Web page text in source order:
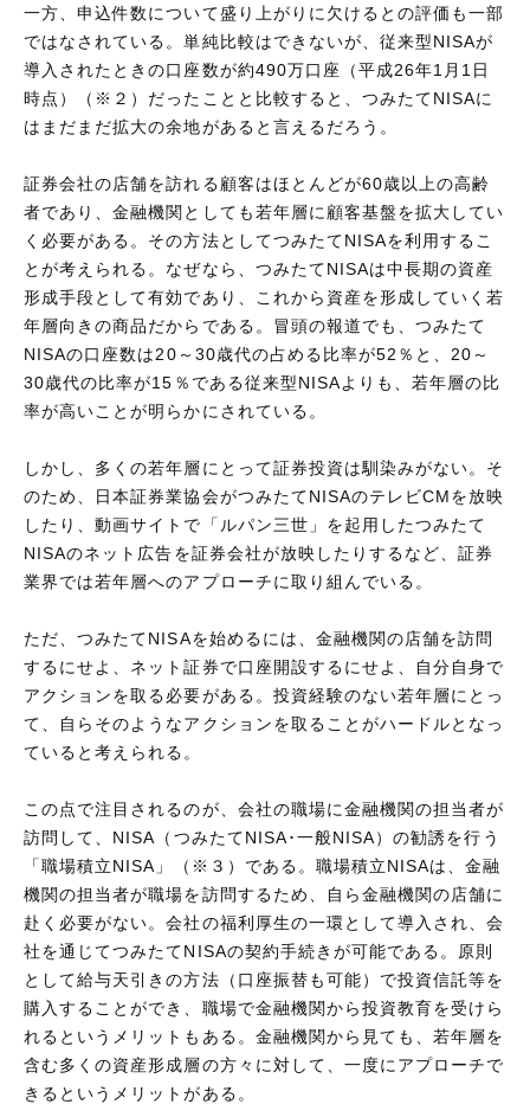
一方、申込件数について盛り上がりに欠けるとの評価も一部
ではなされている。単純比較はできないが、従来型NISAが
導入されたときの口座数が約490万口座（平成26年1月1日
時点）（※２）だったことと比較すると、つみたてNISAに
はまだまだ拡大の余地があると言えるだろう。
証券会社の店舗を訪れる顧客はほとんどが60歳以上の高齢
者であり、金融機関としても若年層に顧客基盤を拡大してい
く必要がある。その方法としてつみたてNISAを利用するこ
とが考えられる。なぜなら、つみたてNISAは中長期の資産
形成手段として有効であり、これから資産を形成していく若
年層向きの商品だからである。冒頭の報道でも、つみたて
NISAの口座数は20～30歳代の占める比率が52％と、20～
30歳代の比率が15％である従来型NISAよりも、若年層の比
率が高いことが明らかにされている。
しかし、多くの若年層にとって証券投資は馴染みがない。そ
のため、日本証券業協会がつみたてNISAのテレビCMを放映
したり、動画サイトで「ルパン三世」を起用したつみたて
NISAのネット広告を証券会社が放映したりするなど、証券
業界では若年層へのアプローチに取り組んでいる。
ただ、つみたてNISAを始めるには、金融機関の店舗を訪問
するにせよ、ネット証券で口座開設するにせよ、自分自身で
アクションを取る必要がある。投資経験のない若年層にとっ
て、自らそのようなアクションを取ることがハードルとなっ
ていると考えられる。
この点で注目されるのが、会社の職場に金融機関の担当者が
訪問して、NISA（つみたてNISA･一般NISA）の勧誘を行う
「職場積立NISA」（※３）である。職場積立NISAは、金融
機関の担当者が職場を訪問するため、自ら金融機関の店舗に
赴く必要がない。会社の福利厚生の一環として導入され、会
社を通じてつみたてNISAの契約手続きが可能である。原則
として給与天引きの方法（口座振替も可能）で投資信託等を
購入することができ、職場で金融機関から投資教育を受けら
れるというメリットもある。金融機関から見ても、若年層を
含む多くの資産形成層の方々に対して、一度にアプローチで
きるというメリットがある。